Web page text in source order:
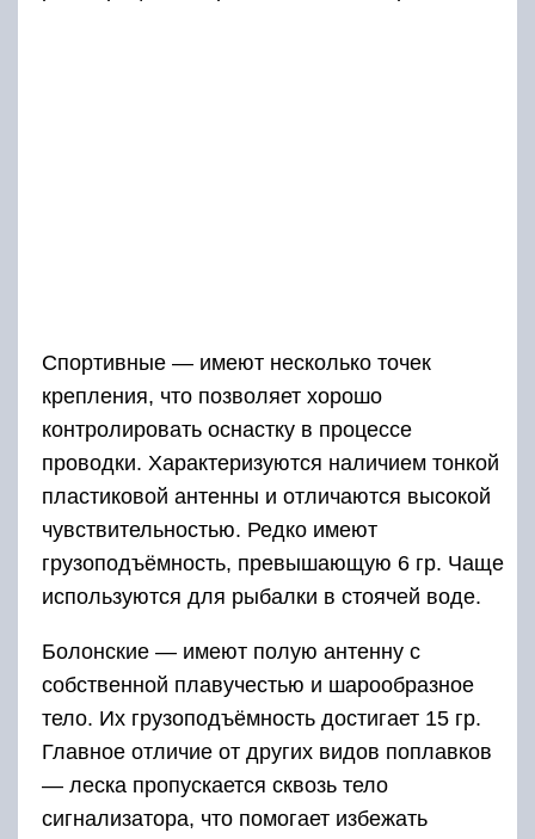
Спортивные — имеют несколько точек
крепления, что позволяет хорошо
контролировать оснастку в процессе
проводки. Характеризуются наличием тонкой
пластиковой антенны и отличаются высокой
чувствительностью. Редко имеют
грузоподъёмность, превышающую 6 гр. Чаще
используются для рыбалки в стоячей воде.
Болонские — имеют полую антенну с
собственной плавучестью и шарообразное
тело. Их грузоподъёмность достигает 15 гр.
Главное отличие от других видов поплавков
— леска пропускается сквозь тело
сигнализатора, что помогает избежать